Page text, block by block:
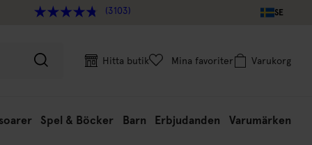
(3103) SE
Hitta butik Mina favoriter Varukorg
Spel & Böcker Barn Erbjudanden Varumärken